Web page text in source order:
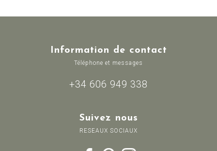
Information de contact
Téléphone et messages
+34 606 949 338
Suivez nous
RESEAUX SOCIAUX